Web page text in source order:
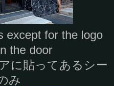
except for the logo
the door
に貼ってあるシー
み